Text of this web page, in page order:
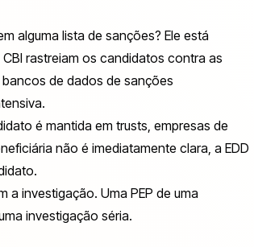
alguma lista de sanções? Ele está
rastreiam os candidatos contra as
de dados de sanções
é mantida em trusts, empresas de
não é imediatamente clara, a EDD
a investigação. Uma PEP de uma
investigação séria.